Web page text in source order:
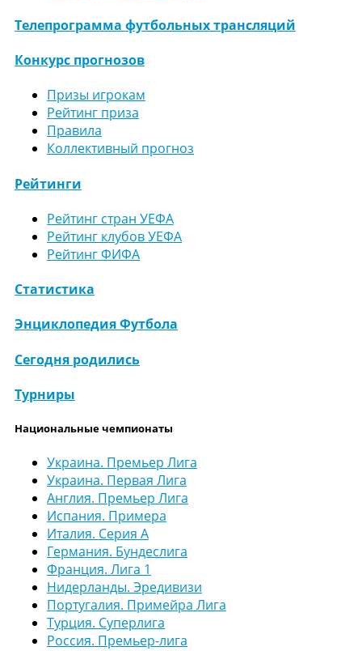
Телепрограмма футбольных трансляций
Конкурс прогнозов
Призы игрокам
Рейтинг приза
Правила
Коллективный прогноз
Рейтинги
Рейтинг стран УЕФА
Рейтинг клубов УЕФА
Рейтинг ФИФА
Статистика
Энциклопедия Футбола
Сегодня родились
Турниры
Национальные чемпионаты
Украина. Премьер Лига
Украина. Первая Лига
Англия. Премьер Лига
Испания. Примера
Италия. Серия А
Германия. Бундеслига
Франция. Лига 1
Нидерланды. Эредивизи
Португалия. Примейра Лига
Турция. Суперлига
Россия. Премьер-лига